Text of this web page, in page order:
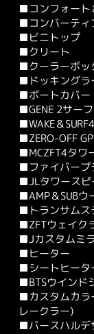
■コンフォート
■コンバーティ
■ビニトップ
■クリート
■クーラーボッ
■ドッキングラ
■ボートカバー
■GENE 2サー
■WAKE＆
■ZERO-OFF
■MCZFT4タワ
■ファイバープ
■JLタワースピ
■AMP＆SUBウ
■トランサムス
■ZFTウェイク
■Jカスタムミ
■ヒーター
■シートヒータ
■BTSウインド
■カスタムカラ
レークラー)
■バースハルデ